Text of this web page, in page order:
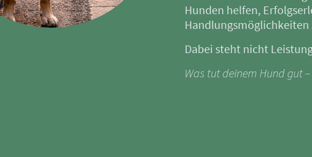
Hunden helfen,
Handlungsmöglichkeiten
Dabei steht nicht
Was tut deinem Hund gut